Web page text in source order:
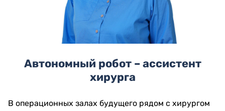
Автономный робот – ассистент
хирурга
В операционных залах будущего рядом с хирургом